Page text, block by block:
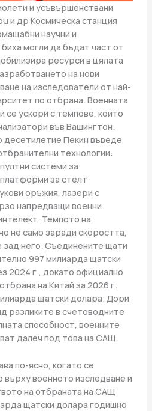
и усъвършенствани
и др Космическа станция
научни и
могли да бъдат част от
ресурси в цялата
на нови
на изследователи от най-
по отбрана. Военната
се ускори с темпове, които
във Вашингтон.
Пекин въведе
технологии:
системи за
за стелт
оръжия, лазери с
напредващи военни
Темпото на
не само заради скоростта,
зад него. Съединените щати
997 милиарда щатски
2024 г., докато официално
на Китай за 2026 г.
щатски долара. Дори
разликите в счетоводните
способност, военните
далеч под това на САЩ.
по-ясно, когато се
военното изследване и
на отбраната на САЩ
щатски долара годишно